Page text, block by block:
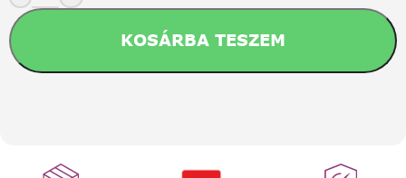
KOSÁRBA TESZEM